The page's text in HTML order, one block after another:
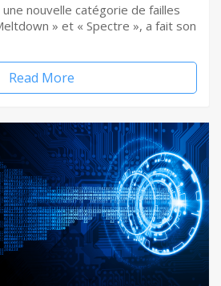
nouvelle catégorie de failles
» et « Spectre », a fait son
Read More